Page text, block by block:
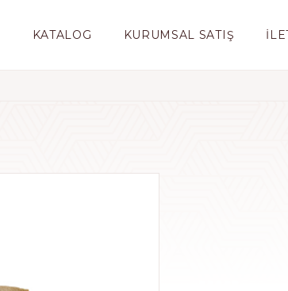
KATALOG KURUMSAL SATIŞ